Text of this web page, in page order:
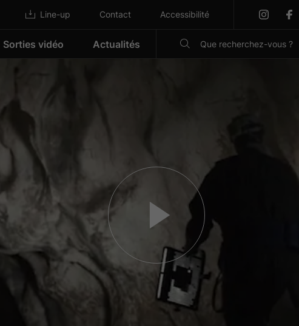
Line-up Contact Accessibilité
Sorties vidéo Actualités